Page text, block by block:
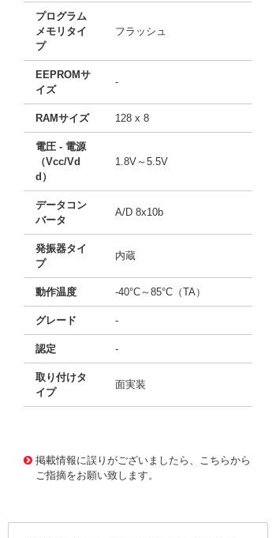
プログラム
メモリタイ
プ
フラッシュ
EEPROMサ
イズ
-
RAMサイズ 128 x 8
電圧 - 電源
（Vcc/Vd
d）
1.8V～5.5V
データコン
バータ
A/D 8x10b
発振器タイ
プ
内蔵
動作温度 -40°C～85°C（TA）
グレード -
認定 -
取り付けタ
イプ
面実装
掲載情報に誤りがございましたら、こちらから
ご指摘をお願い致します。